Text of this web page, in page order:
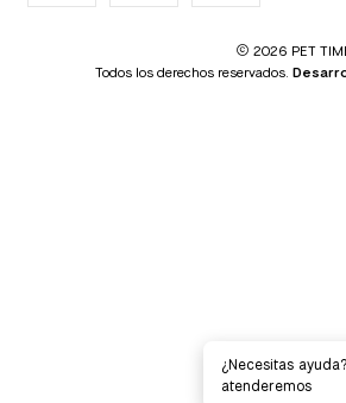
2026 PET
Todos los derechos reservados.
¿Necesitas
atenderemos